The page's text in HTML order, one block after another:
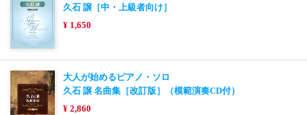
久石 譲［中・上級者向け］
¥ 1,650
大人が始めるピアノ・ソロ
久石 譲 名曲集［改訂版］（模範演奏CD付）
¥ 2,860